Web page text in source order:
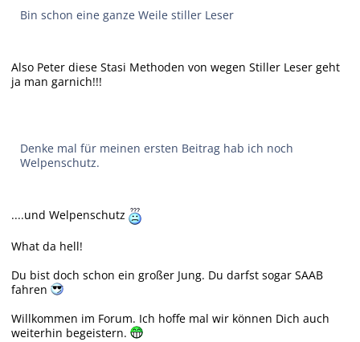
Bin schon eine ganze Weile stiller Leser
Also Peter diese Stasi Methoden von wegen Stiller Leser geht
ja man garnich!!!
Denke mal für meinen ersten Beitrag hab ich noch
Welpenschutz.
....und Welpenschutz
What da hell!
Du bist doch schon ein großer Jung. Du darfst sogar SAAB
fahren
Willkommen im Forum. Ich hoffe mal wir können Dich auch
weiterhin begeistern.